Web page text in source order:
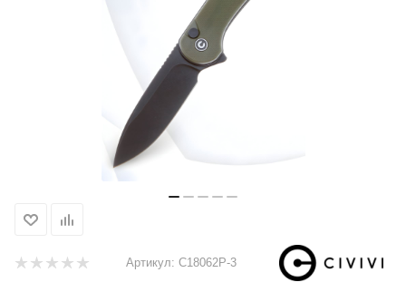
Артикул: C18062P-3